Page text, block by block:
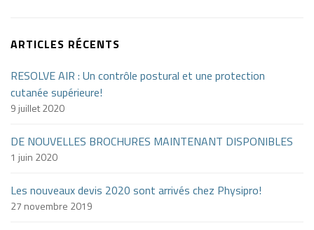
ARTICLES RÉCENTS
RESOLVE AIR : Un contrôle postural et une protection
cutanée supérieure!
9 juillet 2020
DE NOUVELLES BROCHURES MAINTENANT DISPONIBLES
1 juin 2020
Les nouveaux devis 2020 sont arrivés chez Physipro!
27 novembre 2019